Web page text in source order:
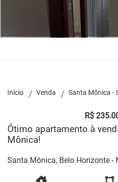
Início Venda Santa Mônica -
R$
Ótimo apartamento à
Mônica!
Santa Mônica, Belo Horizonte -